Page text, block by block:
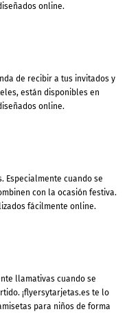
online.
de recibir a tus invitados y
están disponibles en
online.
Especialmente cuando se
con la ocasión festiva.
fácilmente online.
llamativas cuando se
¡flyersytarjetas.es te lo
para niños de forma